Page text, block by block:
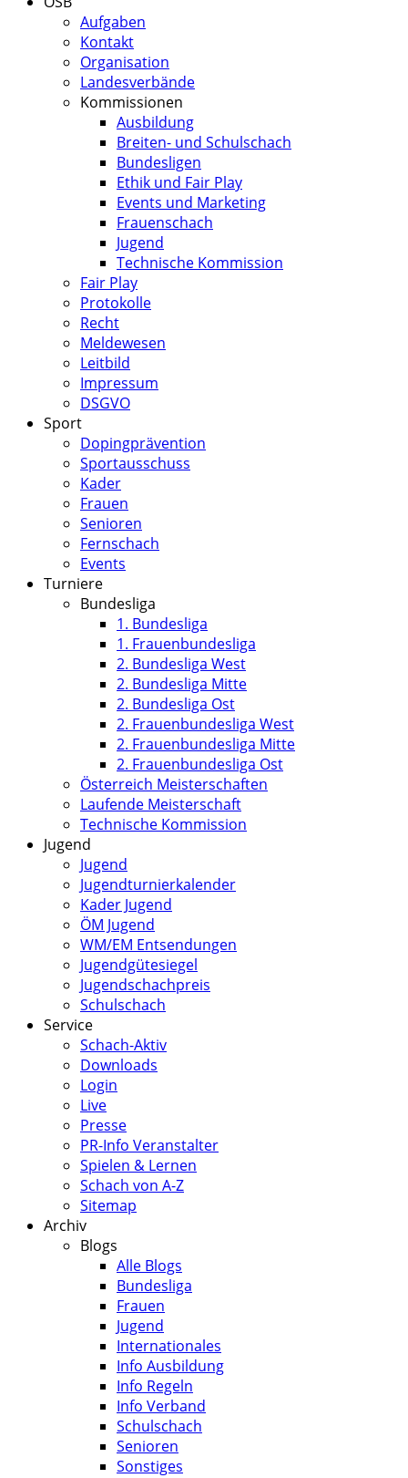
Aufgaben
Kontakt
Organisation
Landesverbände
Kommissionen
Ausbildung
Breiten- und Schulschach
Bundesligen
Ethik und Fair Play
Events und Marketing
Frauenschach
Jugend
Technische Kommission
Fair Play
Protokolle
Recht
Meldewesen
Leitbild
Impressum
DSGVO
Sport
Dopingprävention
Sportausschuss
Kader
Frauen
Senioren
Fernschach
Events
Turniere
Bundesliga
1. Bundesliga
1. Frauenbundesliga
2. Bundesliga West
2. Bundesliga Mitte
2. Bundesliga Ost
2. Frauenbundesliga West
2. Frauenbundesliga Mitte
2. Frauenbundesliga Ost
Österreich Meisterschaften
Laufende Meisterschaft
Technische Kommission
Jugend
Jugend
Jugendturnierkalender
Kader Jugend
ÖM Jugend
WM/EM Entsendungen
Jugendgütesiegel
Jugendschachpreis
Schulschach
Service
Schach-Aktiv
Downloads
Login
Live
Presse
PR-Info Veranstalter
Spielen & Lernen
Schach von A-Z
Sitemap
Archiv
Blogs
Alle Blogs
Bundesliga
Frauen
Jugend
Internationales
Info Ausbildung
Info Regeln
Info Verband
Schulschach
Senioren
Sonstiges